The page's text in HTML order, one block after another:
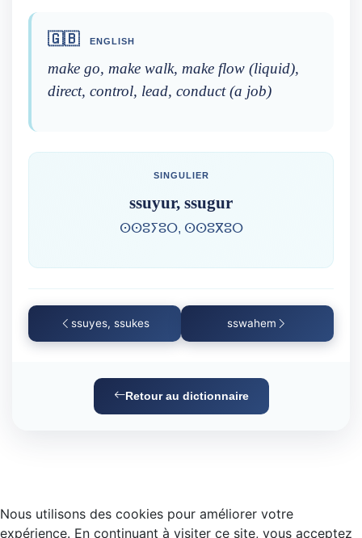
🇬🇧 ENGLISH
make go, make walk, make flow (liquid),
direct, control, lead, conduct (a job)
SINGULIER
ssuyur, ssugur
ⵙⵙⵓⵢⵓⵔ, ⵙⵙⵓⴳⵓⵔ
ssuyes, ssukes sswahem
Retour au dictionnaire
Nous utilisons des cookies pour améliorer votre
expérience. En continuant à visiter ce site, vous acceptez